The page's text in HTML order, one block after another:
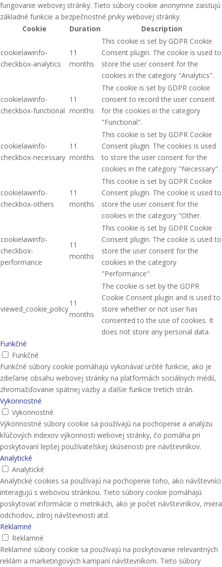
fungovanie webovej stránky. Tieto súbory cookie anonymne zaisťujú
základné funkcie a bezpečnostné prvky webovej stránky.
Cookie
Duration Description
cookielawinfo-
checkbox-analytics
11
months
This cookie is set by GDPR Cookie
Consent plugin. The cookie is used to
store the user consent for the
cookies in the category "Analytics".
cookielawinfo-
checkbox-functional
11
months
The cookie is set by GDPR cookie
consent to record the user consent
for the cookies in the category
"Functional".
cookielawinfo-
checkbox-necessary
11
months
This cookie is set by GDPR Cookie
Consent plugin. The cookies is used
to store the user consent for the
cookies in the category "Necessary".
cookielawinfo-
checkbox-others
11
months
This cookie is set by GDPR Cookie
Consent plugin. The cookie is used to
store the user consent for the
cookies in the category "Other.
cookielawinfo-
checkbox-
performance
11
months
This cookie is set by GDPR Cookie
Consent plugin. The cookie is used to
store the user consent for the
cookies in the category
"Performance".
viewed_cookie_policy
11
months
The cookie is set by the GDPR
Cookie Consent plugin and is used to
store whether or not user has
consented to the use of cookies. It
does not store any personal data.
Funkčné
Funkčné
Funkčné súbory cookie pomáhajú vykonávať určité funkcie, ako je
zdieľanie obsahu webovej stránky na platformách sociálnych médií,
zhromažďovanie spätnej väzby a ďalšie funkcie tretích strán.
Vykonnostné
Vykonnostné
Výkonnostné súbory cookie sa používajú na pochopenie a analýzu
kľúčových indexov výkonnosti webovej stránky, čo pomáha pri
poskytovaní lepšej používateľskej skúsenosti pre návštevníkov.
Analytické
Analytické
Analytické cookies sa používajú na pochopenie toho, ako návštevníci
interagujú s webovou stránkou. Tieto súbory cookie pomáhajú
poskytovať informácie o metrikách, ako je počet návštevníkov, miera
odchodov, zdroj návštevnosti atď.
Reklamné
Reklamné
Reklamné súbory cookie sa používajú na poskytovanie relevantných
reklám a marketingových kampaní návštevníkom. Tieto súbory